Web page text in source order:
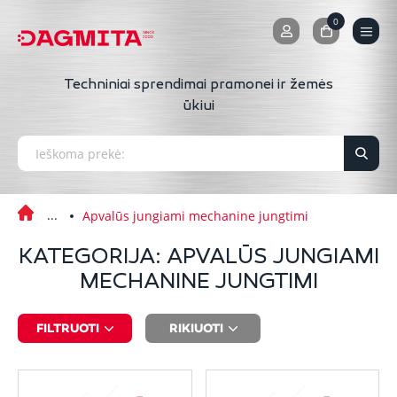
0
0
Techniniai sprendimai pramonei ir žemės
ūkiui
Apvalūs jungiami mechanine jungtimi
KATEGORIJA: APVALŪS JUNGIAMI
MECHANINE JUNGTIMI
FILTRUOTI RIKIUOTI